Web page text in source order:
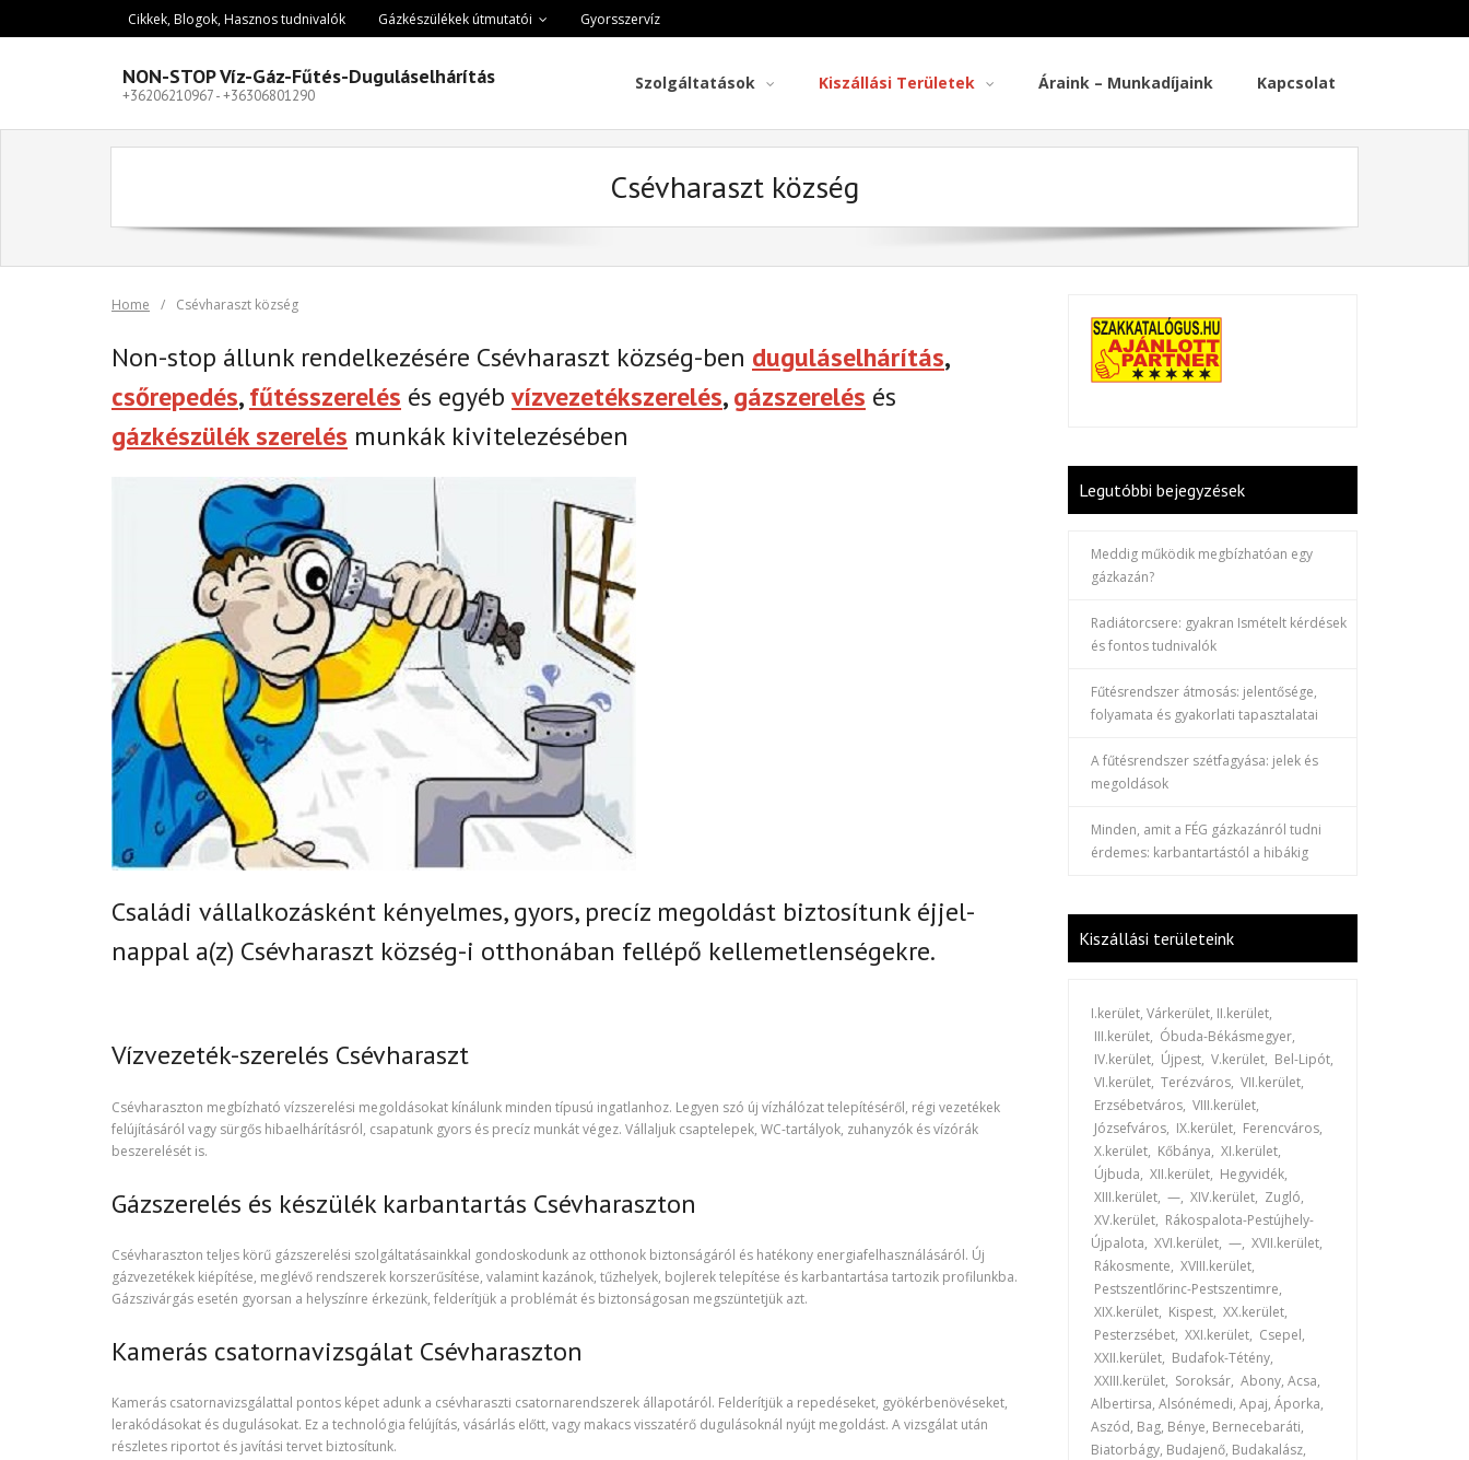
Cikkek, Blogok, Hasznos tudnivalók Gázkészülékek útmutatói Gyorsszervíz
NON-STOP Víz-Gáz-Fűtés-Duguláselhárítás
+36206210967 - +36306801290
Szolgáltatások Kiszállási Területek Áraink – Munkadíjaink Kapcsolat
Csévharaszt község
Home / Csévharaszt község
Non-stop állunk rendelkezésére Csévharaszt község-ben duguláselhárítás,
csőrepedés,fűtésszerelés és egyéb vízvezetékszerelés,gázszerelés és
gázkészülék szerelés munkák kivitelezésében
Családi vállalkozásként kényelmes, gyors, precíz megoldást biztosítunkéjjel-
nappal a(z) Csévharaszt község-i otthonában fellépő kellemetlenségekre.
Vízvezeték-szerelés Csévharaszt
Csévharaszton megbízható vízszerelési megoldásokat kínálunk minden típusú ingatlanhoz. Legyen szó új vízhálózat telepítéséről, régi vezetékek
felújításáról vagy sürgős hibaelhárításról, csapatunk gyors és precíz munkát végez. Vállaljuk csaptelepek, WC-tartályok, zuhanyzók és vízórák
beszerelését is.
Gázszerelés és készülék karbantartás Csévharaszton
Csévharaszton teljes körű gázszerelési szolgáltatásainkkal gondoskodunk az otthonok biztonságáról és hatékony energiafelhasználásáról. Új
gázvezetékek kiépítése, meglévő rendszerek korszerűsítése, valamint kazánok, tűzhelyek, bojlerek telepítése és karbantartása tartozik profilunkba.
Gázszivárgás esetén gyorsan a helyszínre érkezünk, felderítjük a problémát és biztonságosan megszüntetjük azt.
Kamerás csatornavizsgálat Csévharaszton
Kamerás csatornavizsgálattal pontos képet adunk a csévharaszti csatornarendszerek állapotáról. Felderítjük a repedéseket, gyökérbenövéseket,
lerakódásokat és dugulásokat. Ez a technológia felújítás, vásárlás előtt, vagy makacs visszatérő dugulásoknál nyújt megoldást. A vizsgálat után
részletes riportot és javítási tervet biztosítunk.
Legutóbbi bejegyzések
Meddig működik megbízhatóan egy
gázkazán?
Radiátorcsere: gyakran Ismételt kérdések
és fontos tudnivalók
Fűtésrendszer átmosás: jelentősége,
folyamata és gyakorlati tapasztalatai
A fűtésrendszer szétfagyása: jelek és
megoldások
Minden, amit a FÉG gázkazánról tudni
érdemes: karbantartástól a hibákig
Kiszállási területeink
I.kerület, Várkerület, II.kerület,
III.kerület, Óbuda-Békásmegyer,
IV.kerület, Újpest, V.kerület, Bel-Lipót,
VI.kerület, Terézváros, VII.kerület,
Erzsébetváros, VIII.kerület,
Józsefváros, IX.kerület, Ferencváros,
X.kerület, Kőbánya, XI.kerület,
Újbuda, XII.kerület, Hegyvidék,
XIII.kerület, —, XIV.kerület, Zugló,
XV.kerület, Rákospalota-Pestújhely-
Újpalota, XVI.kerület, —, XVII.kerület,
Rákosmente, XVIII.kerület,
Pestszentlőrinc-Pestszentimre,
XIX.kerület, Kispest, XX.kerület,
Pesterzsébet, XXI.kerület, Csepel,
XXII.kerület, Budafok-Tétény,
XXIII.kerület, Soroksár, Abony, Acsa,
Albertirsa, Alsónémedi, Apaj, Áporka,
Aszód, Bag, Bénye, Bernecebaráti,
Biatorbágy, Budajenő, Budakalász,